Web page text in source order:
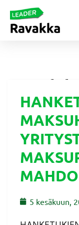
5 kesäkuun,